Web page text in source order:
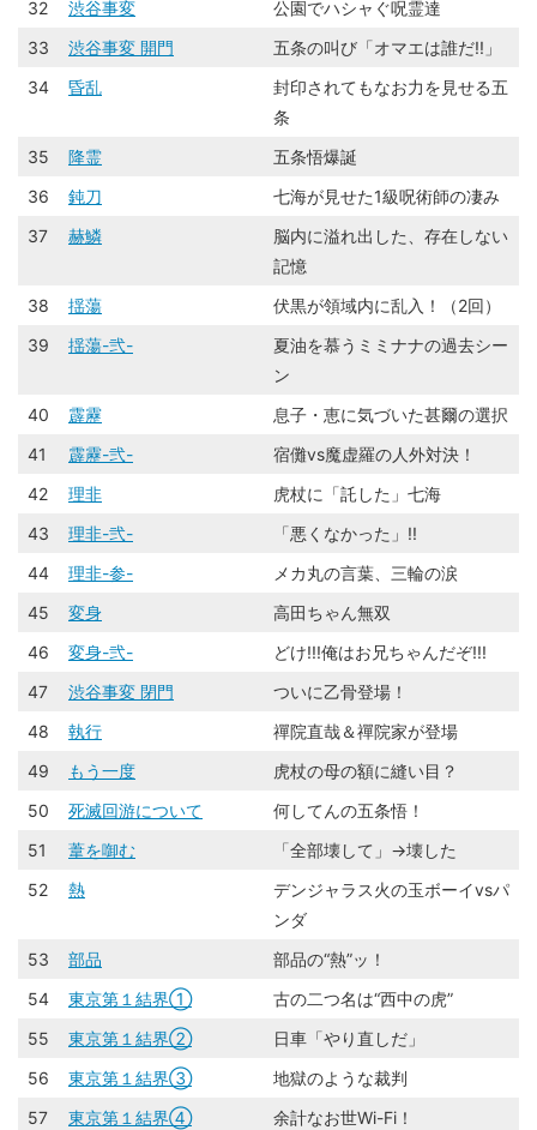
32 渋谷事変
公園でハシャぐ呪霊達
33
渋谷事変 開門
五条の叫び「オマエは誰だ!!」
34
昏乱
封印されてもなお力を見せる五
条
35
降霊
五条悟爆誕
36
鈍刀
七海が見せた1級呪術師の凄み
37
赫鱗
脳内に溢れ出した、存在しない
記憶
38
揺蕩
伏黒が領域内に乱入！（2回）
39
揺蕩-弐-
夏油を慕うミミナナの過去シー
ン
40
霹靂
息子・恵に気づいた甚爾の選択
41
霹靂-弐-
宿儺vs魔虚羅の人外対決！
42
理非
虎杖に「託した」七海
43
理非-弐-
「悪くなかった」!!
44
理非-参-
メカ丸の言葉、三輪の涙
45
変身
高田ちゃん無双
46
変身-弐-
どけ!!!俺はお兄ちゃんだぞ!!!
47
渋谷事変 閉門
ついに乙骨登場！
48
執行
禪院直哉＆禪院家が登場
49
もう一度
虎杖の母の額に縫い目？
50
死滅回游について
何してんの五条悟！
51
葦を啣む
「全部壊して」→壊した
52
熱
デンジャラス火の玉ボーイvsパ
ンダ
53
部品
部品の“熱”ッ！
54
東京第１結界①
古の二つ名は“西中の虎”
55
東京第１結界②
日車「やり直しだ」
56
東京第１結界③
地獄のような裁判
57
東京第１結界④
余計なお世Wi-Fi！